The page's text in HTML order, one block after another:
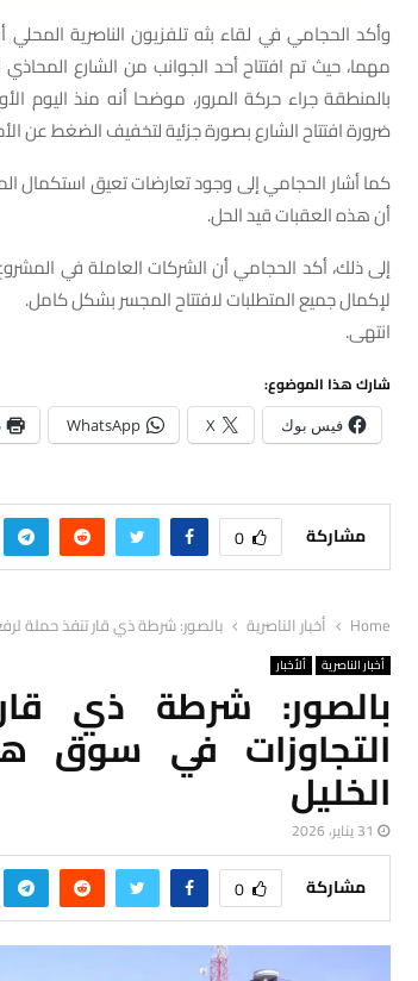
وأكد الحجامي في لقاء بثه تلفزيون الناصرية
مهما، حيث تم افتتاح أحد الجوانب من الشارع
بالمنطقة جراء حركة المرور، موضحا أنه منذ اليوم
ضرورة افتتاح الشارع بصورة جزئية لتخفيف الضغط عن
أن هذه العقبات قيد الحل.
إلى ذلك، أكد الحجامي أن الشركات العاملة في
لإكمال جميع المتطلبات لافتتاح المجسر بشكل كامل.
انتهى.
شارك هذا الموضوع:
فيس بوك X
WhatsApp
مشاركة 0
Home أخبار الناصرية بالصور: شرطة ذي قار تنفذ حملة
أخبار الناصرية ألأخبار
بالصور: شرطة ذي
التجاوزات في سوق
الخليل
31 يناير، 2026
مشاركة 0